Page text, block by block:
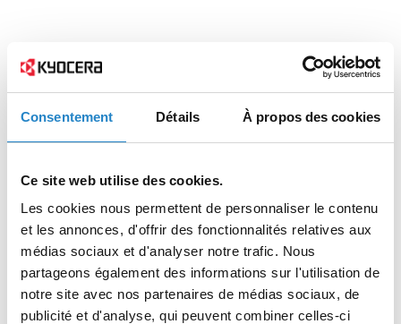
Consentement Détails À propos des cookies
Ce site web utilise des cookies.
Les cookies nous permettent de personnaliser le contenu
et les annonces, d'offrir des fonctionnalités relatives aux
médias sociaux et d'analyser notre trafic. Nous
partageons également des informations sur l'utilisation de
notre site avec nos partenaires de médias sociaux, de
publicité et d'analyse, qui peuvent combiner celles-ci